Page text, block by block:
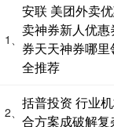
1、
安联 美团外卖
卖神券新人优
券天天神券哪
全推荐
2、
括普投资 行业
合方案成破解